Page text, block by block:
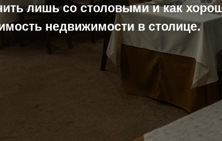
лишь со столовыми и как
недвижимости в столице.